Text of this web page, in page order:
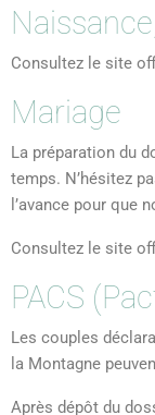
Consultez le site
Mariage
La préparation du
temps. N’hésitez
l’avance pour que
Consultez le site
PACS
Les couples
la Montagne
Après dépôt du